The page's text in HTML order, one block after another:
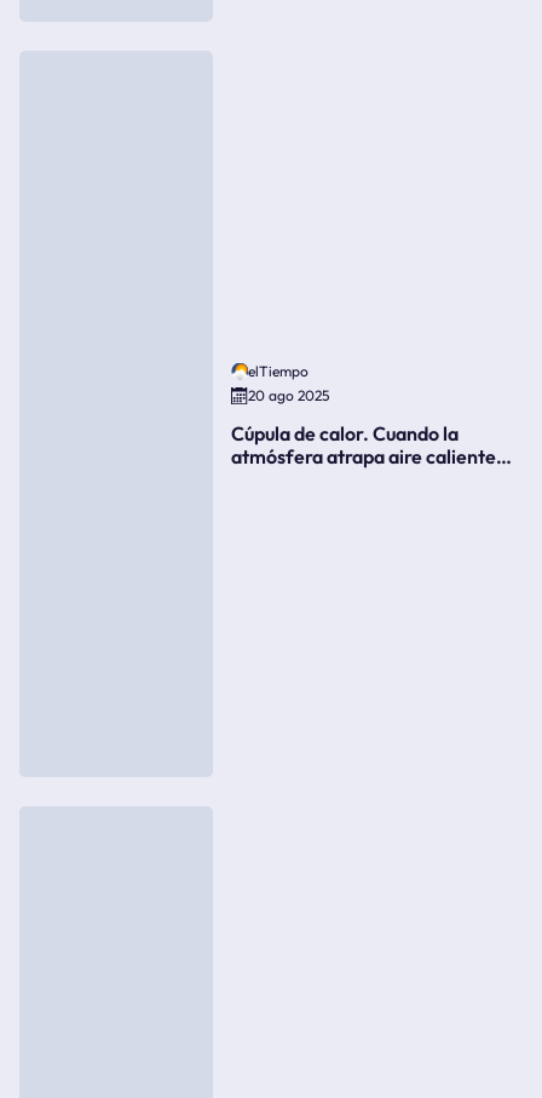
elTiempo
20 ago 2025
Cúpula de calor. Cuando la
atmósfera atrapa aire caliente